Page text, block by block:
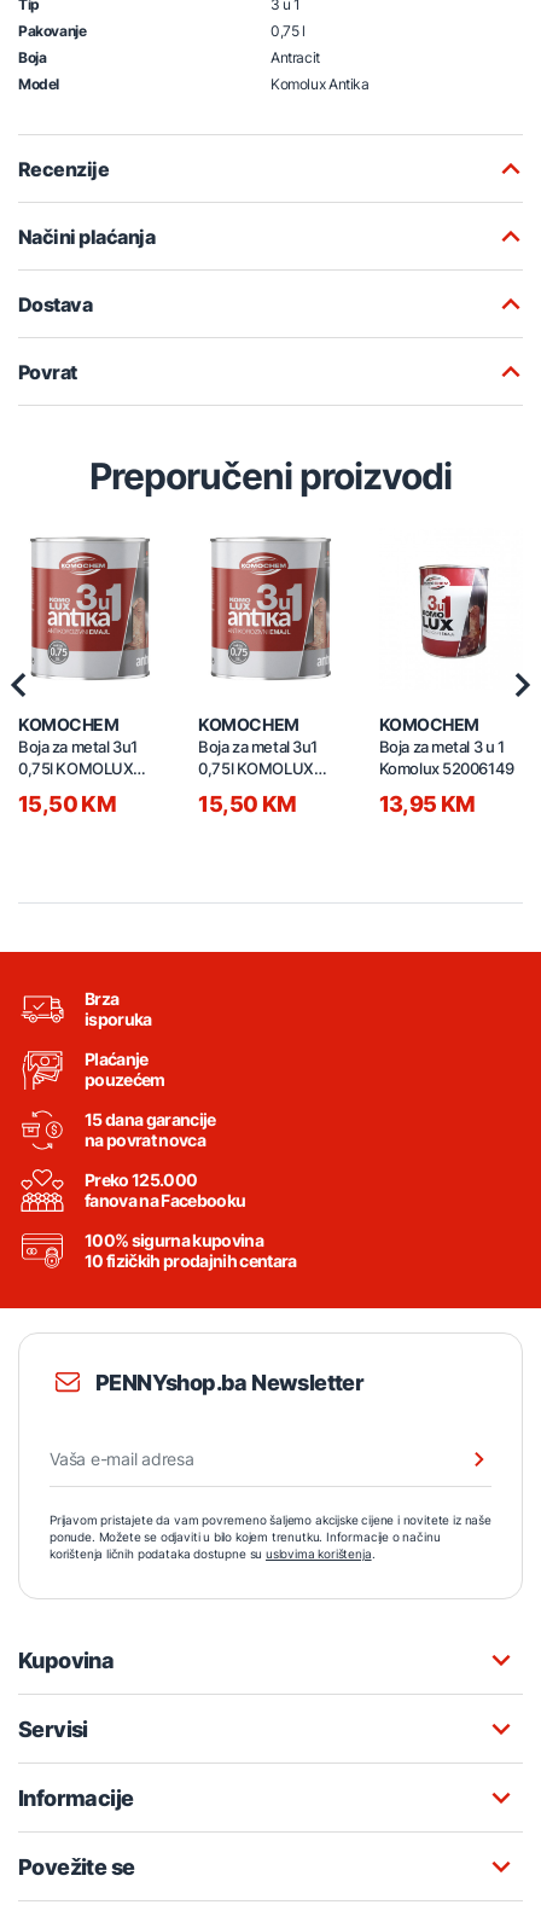
Tip
3 u 1
Pakovanje
0,75 l
Boja
Antracit
Model
Komolux Antika
Recenzije
Načini plaćanja
Dostava
Povrat
Preporučeni proizvodi
KOMOCHEM
Boja za metal 3u1
0,75l KOMOLUX
15,50 KM
KOMOCHEM
Boja za metal 3u1
0,75l KOMOLUX
15,50 KM
KOMOCHEM
Boja za metal 3 u 1
Komolux 52006149
13,95 KM
Brza
isporuka
Plaćanje
pouzećem
15 dana garancije
na povrat novca
Preko 125.000
fanova na Facebooku
100% sigurna kupovina
10 fizičkih prodajnih centara
PENNYshop.ba Newsletter
Prijavom pristajete da vam povremeno šaljemo akcijske cijene i novitete iz naše
ponude. Možete se odjaviti u bilo kojem trenutku. Informacije o načinu
korištenja ličnih podataka dostupne su uslovima korištenja.
Kupovina
Servisi
Informacije
Povežite se